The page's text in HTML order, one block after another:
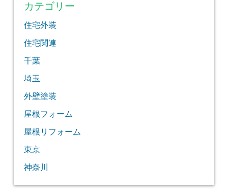
カテゴリー
住宅外装
住宅関連
千葉
埼玉
外壁塗装
屋根フォーム
屋根リフォーム
東京
神奈川